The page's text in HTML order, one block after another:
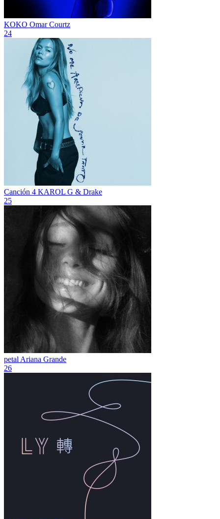
KOKO Omar Courtz
24
Canción 4 KAROL G & Drake
25
petal Ariana Grande
26